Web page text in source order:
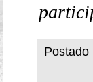
Postado